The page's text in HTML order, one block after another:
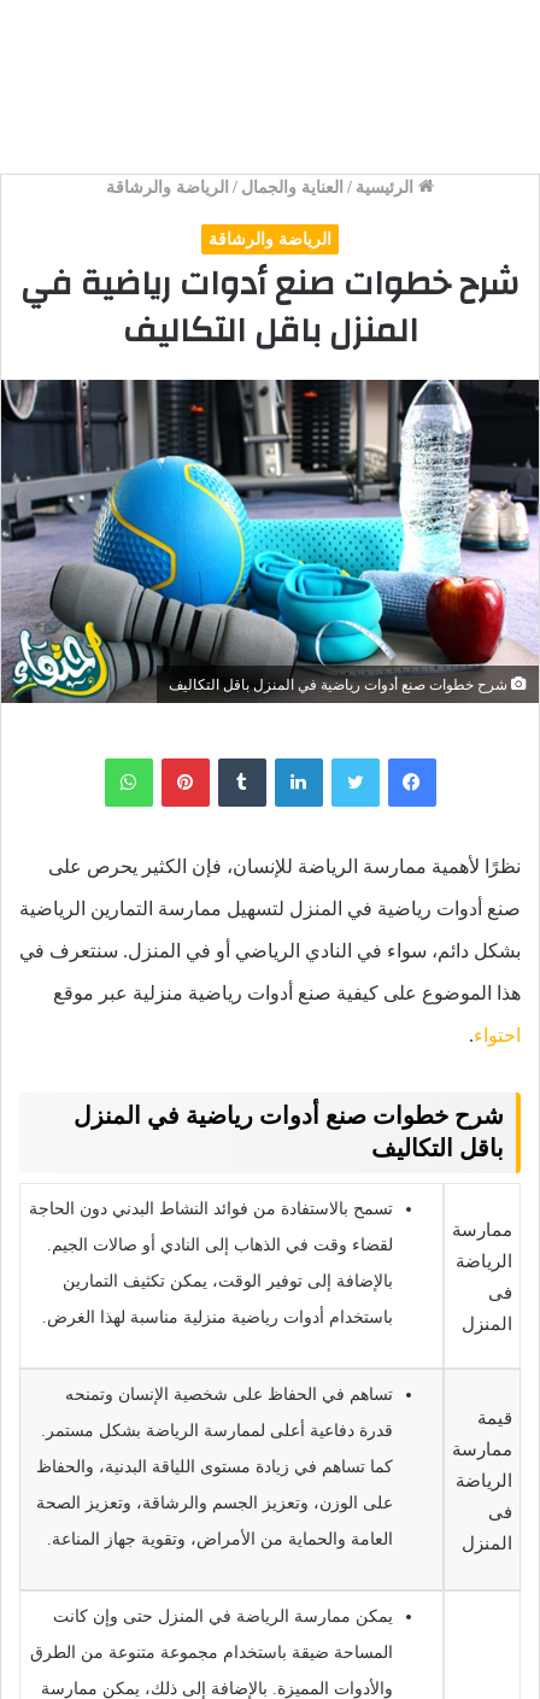
الرئيسية / العناية والجمال / الرياضة والرشاقة
الرياضة والرشاقة
شرح خطوات صنع أدوات رياضية في
المنزل باقل التكاليف
شرح خطوات صنع أدوات رياضية في المنزل باقل التكاليف
لينكدإن ‏Tumblr بينتيريستواتساب
نظرًا لأهمية ممارسة الرياضة للإنسان، فإن الكثير يحرص على
صنع أدوات رياضية في المنزل لتسهيل ممارسة التمارين الرياضية
بشكل دائم، سواء في النادي الرياضي أو في المنزل. سنتعرف في
هذا الموضوع على كيفية صنع أدوات رياضية منزلية عبر موقع
احتواء.
شرح خطوات صنع أدوات رياضية في المنزل
باقل التكاليف
ممارسة
الرياضة
فى
المنزل
تسمح بالاستفادة من فوائد النشاط البدني دون الحاجة
لقضاء وقت في الذهاب إلى النادي أو صالات الجيم.
بالإضافة إلى توفير الوقت، يمكن تكثيف التمارين
باستخدام أدوات رياضية منزلية مناسبة لهذا الغرض.
قيمة
ممارسة
الرياضة
فى
المنزل
تساهم في الحفاظ على شخصية الإنسان وتمنحه
قدرة دفاعية أعلى لممارسة الرياضة بشكل مستمر.
كما تساهم في زيادة مستوى اللياقة البدنية، والحفاظ
على الوزن، وتعزيز الجسم والرشاقة، وتعزيز الصحة
العامة والحماية من الأمراض، وتقوية جهاز المناعة.
يمكن ممارسة الرياضة في المنزل حتى وإن كانت
المساحة ضيقة باستخدام مجموعة متنوعة من الطرق
والأدوات المميزة. بالإضافة إلى ذلك، يمكن ممارسة